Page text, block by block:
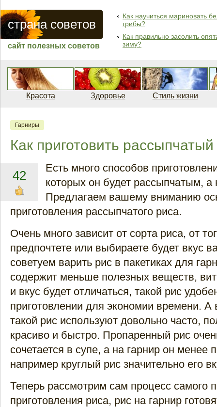
страна советов
сайт полезных советов
Как научиться мариновать
грибы?
Как правильно засолить
зиму?
Красота Здоровье Стиль жизни
Гарниры
Как приготовить
42
Есть много способов
которых он будет рассыпчатым,
Предлагаем вашему вниманию
приготовления рассыпчатого риса.
Очень много зависит от сорта риса, от
предпочтете или выбираете будет вкус
советуем варить рис в пакетиках для
содержит меньше полезных веществ,
и вкус будет отличаться, такой рис
приготовлении для экономии времени. А
такой рис используют довольно часто,
красиво и быстро. Пропаренный рис
сочетается в супе, а на гарнир он менее
например круглый рис значительно его
Теперь рассмотрим сам процесс самого
приготовления риса, рис на гарнир